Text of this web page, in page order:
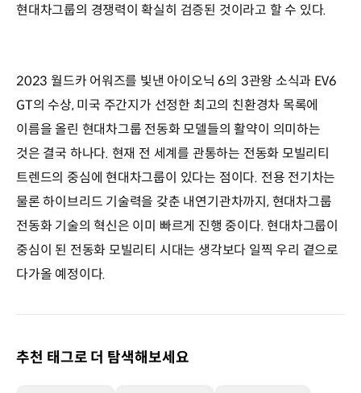
현대차그룹의 경쟁력이 확실히 검증된 것이라고 할 수 있다.
2023 월드카 어워즈를 빛낸 아이오닉 6의 3관왕 소식과 EV6
GT의 수상, 미국 주간지가 선정한 최고의 친환경차 목록에
이름을 올린 현대차그룹 전동화 모델들의 활약이 의미하는
것은 결국 하나다. 현재 전 세계를 관통하는 전동화 모빌리티
트렌드의 중심에 현대차그룹이 있다는 점이다. 전용 전기차는
물론 하이브리드 기술력을 갖춘 내연기관차까지, 현대차그룹
전동화 기술의 혁신은 이미 빠르게 진행 중이다. 현대차그룹이
중심이 된 전동화 모빌리티 시대는 생각보다 일찍 우리 곁으로
다가올 예정이다.
추천 태그로 더 탐색해보세요